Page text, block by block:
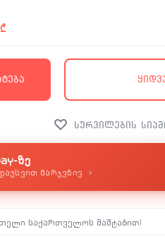
₾
ზე
მარჯვნივ
საქართველოს მაშტაბით!